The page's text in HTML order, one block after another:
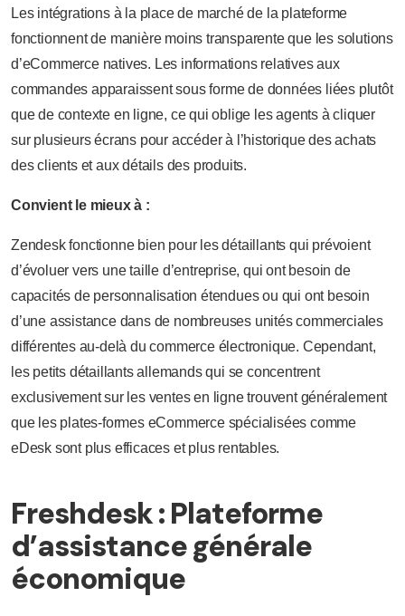
Les intégrations à la place de marché de la plateforme
fonctionnent de manière moins transparente que les solutions
d’eCommerce natives. Les informations relatives aux
commandes apparaissent sous forme de données liées plutôt
que de contexte en ligne, ce qui oblige les agents à cliquer
sur plusieurs écrans pour accéder à l’historique des achats
des clients et aux détails des produits.
Convient le mieux à :
Zendesk fonctionne bien pour les détaillants qui prévoient
d’évoluer vers une taille d’entreprise, qui ont besoin de
capacités de personnalisation étendues ou qui ont besoin
d’une assistance dans de nombreuses unités commerciales
différentes au-delà du commerce électronique. Cependant,
les petits détaillants allemands qui se concentrent
exclusivement sur les ventes en ligne trouvent généralement
que les plates-formes eCommerce spécialisées comme
eDesk sont plus efficaces et plus rentables.
Freshdesk : Plateforme
d’assistance générale
économique